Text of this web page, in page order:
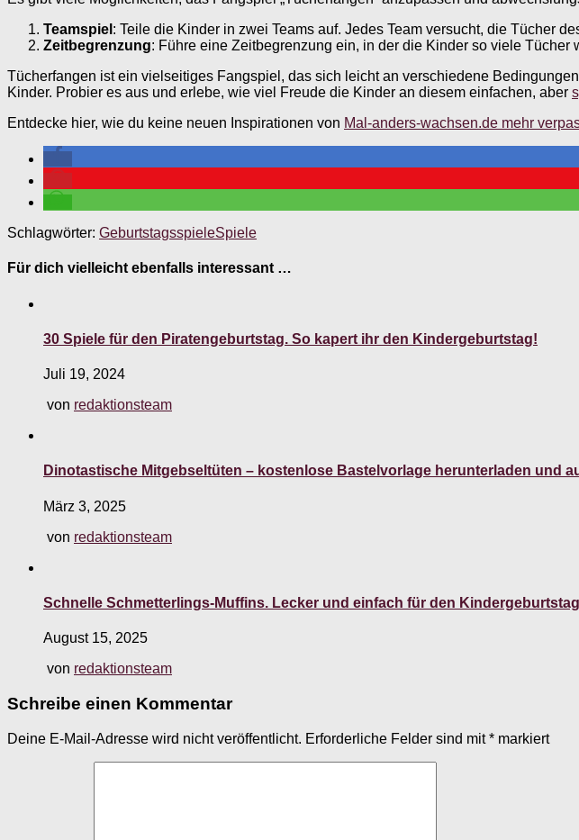
Teamspiel : Teile die Kinder in zwei Teams auf. Jedes Team versucht, die Tücher
Zeitbegrenzung: Führe eine Zeitbegrenzung ein, in der die Kinder so viele
Tücherfangen ist ein vielseitiges Fangspiel, das sich leicht an verschiedene
Kinder. Probier es aus und erlebe, wie viel Freude die Kinder an diesem einfachen, aber
Entdecke hier, wie du keine neuen Inspirationen von Mal-anders-wachsen.de mehr
Schlagwörter: GeburtstagsspieleSpiele
Für dich vielleicht ebenfalls interessant …
30 Spiele für den Piratengeburtstag. So kapert ihr den Kindergeburtstag!
Juli 19, 2024
von redaktionsteam
Dinotastische Mitgebseltüten – kostenlose Bastelvorlage herunterladen und
März 3, 2025
von redaktionsteam
Schnelle Schmetterlings-Muffins. Lecker und einfach für den Kindergeburtstag
August 15, 2025
von redaktionsteam
Schreibe einen Kommentar
Deine E-Mail-Adresse wird nicht veröffentlicht. Erforderliche Felder sind mit* markiert